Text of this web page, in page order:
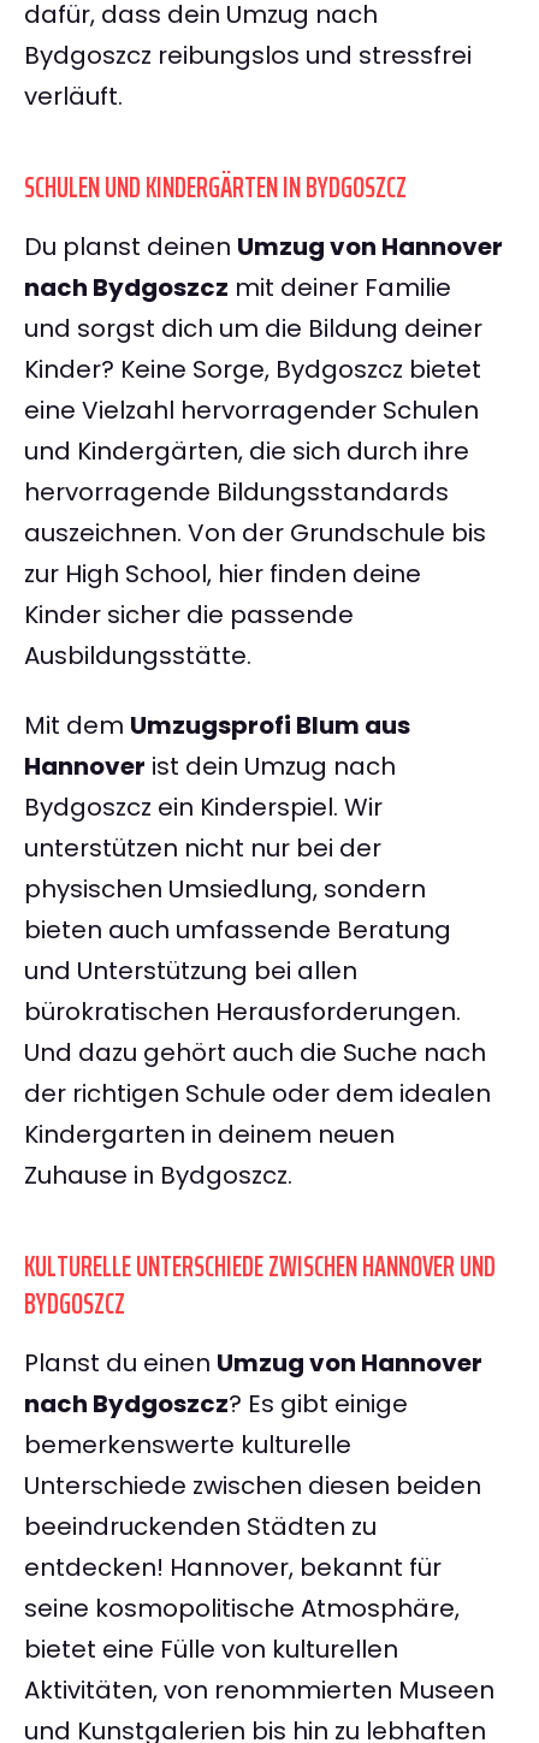
dafür, dass dein Umzug nach
Bydgoszcz reibungslos und stressfrei
verläuft.
SCHULEN UND KINDERGÄRTEN IN BYDGOSZCZ
Du planst deinen Umzug von Hannover
nach Bydgoszcz mit deiner Familie
und sorgst dich um die Bildung deiner
Kinder? Keine Sorge, Bydgoszcz bietet
eine Vielzahl hervorragender Schulen
und Kindergärten, die sich durch ihre
hervorragende Bildungsstandards
auszeichnen. Von der Grundschule bis
zur High School, hier finden deine
Kinder sicher die passende
Ausbildungsstätte.
Mit dem Umzugsprofi Blum aus
Hannover ist dein Umzug nach
Bydgoszcz ein Kinderspiel. Wir
unterstützen nicht nur bei der
physischen Umsiedlung, sondern
bieten auch umfassende Beratung
und Unterstützung bei allen
bürokratischen Herausforderungen.
Und dazu gehört auch die Suche nach
der richtigen Schule oder dem idealen
Kindergarten in deinem neuen
Zuhause in Bydgoszcz.
KULTURELLE UNTERSCHIEDE ZWISCHEN HANNOVER UND
BYDGOSZCZ
Planst du einen Umzug von Hannover
nach Bydgoszcz? Es gibt einige
bemerkenswerte kulturelle
Unterschiede zwischen diesen beiden
beeindruckenden Städten zu
entdecken! Hannover, bekannt für
seine kosmopolitische Atmosphäre,
bietet eine Fülle von kulturellen
Aktivitäten, von renommierten Museen
und Kunstgalerien bis hin zu lebhaften